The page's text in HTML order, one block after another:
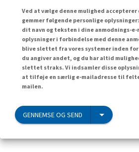
Ved at vælge denne mulighed accepterer
gemmer følgende personlige
dit navn og teksten i dine anmodnings-
oplysninger i forbindelse med denne
blive slettet fra vores systemer inden for
du angiver andet, og du har altid
slettet straks. Vi indsamler disse
at tilføje en særlig e-mailadresse til
mailen.
GENNEMSE OG SEND